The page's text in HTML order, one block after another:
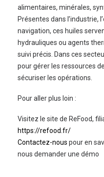
alimentaires, minérales,
Présentes dans l’industrie,
navigation, ces huiles
hydrauliques ou agents
suivi précis. Dans ces
pour gérer les ressources
sécuriser les opérations.
Pour aller plus loin :
Visitez le site de ReFood,
https://refood.fr/
Contactez-nous pour en
nous demander une démo